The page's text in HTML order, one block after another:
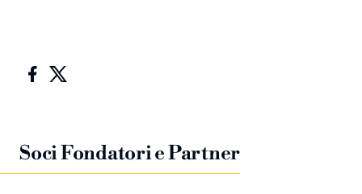
Soci Fondatori e Partner